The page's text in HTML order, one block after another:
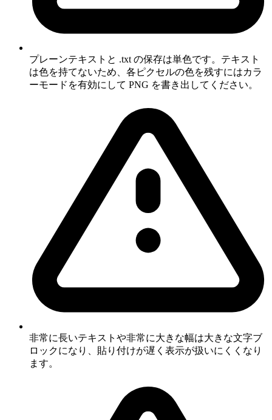
プレーンテキストと .txt の保存は単色です。テキスト
は色を持てないため、各ピクセルの色を残すにはカラ
ーモードを有効にして PNG を書き出してください。
非常に長いテキストや非常に大きな幅は大きな文字ブ
ロックになり、貼り付けが遅く表示が扱いにくくなり
ます。